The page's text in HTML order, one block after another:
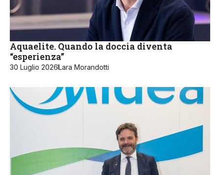
Aquaelite. Quando la doccia diventa
“esperienza”
30 Luglio 2026Lara Morandotti